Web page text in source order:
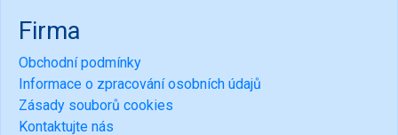
Firma
Obchodní podmínky
Informace o zpracování osobních údajů
Zásady souborů cookies
Kontaktujte nás